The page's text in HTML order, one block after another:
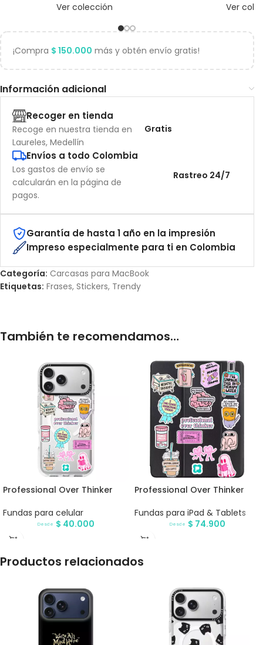
Ver colección Ver
¡Compra $ 150.000 más y obtén envío gratis!
Información adicional
Recoger en tienda
Recoge en nuestra tienda en
Laureles, Medellín
Gratis
Envíos a todo Colombia
Los gastos de envío se
calcularán en la página de
pagos.
Rastreo 24/7
Garantía de hasta 1 año en la impresión
Impreso especialmente para ti en Colombia
Categoría: Carcasas para MacBook
Etiquetas: Frases, Stickers, Trendy
También te recomendamos…
Professional Over Thinker
Fundas para celular
Desde $ 40.000
Professional Over Thinker
Fundas para iPad & Tablets
Desde $ 74.900
Productos relacionados